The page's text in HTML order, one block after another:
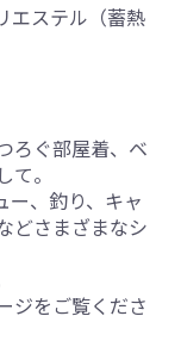
エステル（蓄熱
ろぐ部屋着、ベ
。
ー、釣り、キャ
どさまざまなシ
ジをご覧くださ